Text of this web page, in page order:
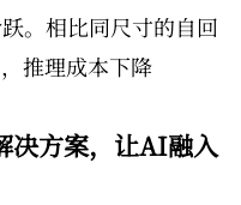
。相比同尺寸的自回
推理成本下降
决方案，让AI融入